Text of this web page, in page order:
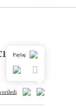
(2mm)
Paylaş